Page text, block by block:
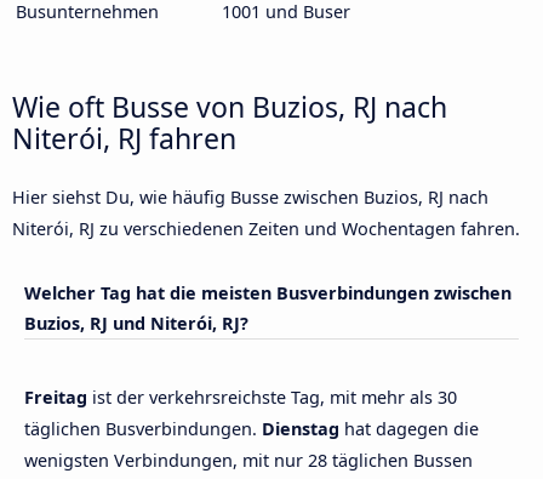
Busunternehmen
1001 und Buser
Wie oft Busse von Buzios, RJ nach
Niterói, RJ fahren
Hier siehst Du, wie häufig Busse zwischen Buzios, RJ nach
Niterói, RJ zu verschiedenen Zeiten und Wochentagen fahren.
Welcher Tag hat die meisten Busverbindungen zwischen
Buzios, RJ und Niterói, RJ?
Freitag ist der verkehrsreichste Tag, mit mehr als 30
täglichen Busverbindungen. Dienstag hat dagegen die
wenigsten Verbindungen, mit nur 28 täglichen Bussen